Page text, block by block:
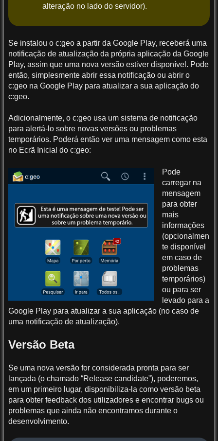
alteração no lado do servidor).
Se instalou o c:geo a partir da Google Play, receberá uma
notificação de atualização da própria aplicação da Google
Play, assim que uma nova versão estiver disponível. Pode
então, simplesmente abrir essa notificação ou abrir o
c:geo na Google Play para atualizar a sua aplicação do
c:geo.
Adicionalmente, o c:geo usa um sistema de notificação
para alertá-lo sobre novas versões ou problemas
temporários. Poderá então ver uma mensagem como esta
no Ecrã Inicial do c:geo:
Pode
carregar na
mensagem
para obter
mais
informações
(opcionalmen
te disponível
em caso de
problemas
temporários)
ou para ser
levado para a
Google Play para atualizar a sua aplicação (no caso de
uma notificação de atualização).
Versão Beta
Se uma nova versão for considerada pronta para ser
lançada (o chamado “Release candidate”), poderemos,
em um primeiro lugar, disponibiliza-la como versão beta
para obter feedback dos utilizadores e encontrar bugs ou
problemas que ainda não encontramos durante o
desenvolvimento.